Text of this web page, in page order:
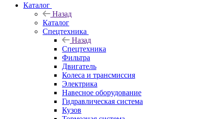
Каталог
Назад
Каталог
Спецтехника
Назад
Спецтехника
Фильтра
Двигатель
Колеса и трансмиссия
Электрика
Навесное оборудование
Гидравлическая система
Кузов